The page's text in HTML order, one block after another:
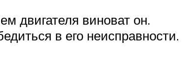
двигателя виноват он.
в его неисправности.